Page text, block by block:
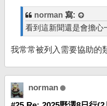
norman 寫:
看到這新聞還是會擔心
我常常被列入需要協助的
norman